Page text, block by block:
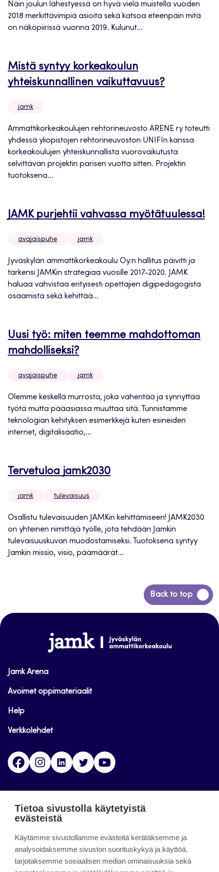
Näin joulun lähestyessä on hyvä vielä muistella vuoden
2018 merkittävimpiä asioita sekä katsoa eteenpäin mitä
on näköpiirissä vuonna 2019. Kulunut...
Mistä syntyy korkeakoulun
yhteiskunnallinen vaikuttavuus?
jamk
Ammattikorkeakoulujen rehtorineuvosto ARENE ry toteutti
yhdessä yliopistojen rehtorineuvoston UNIFIn kanssa
korkeakoulujen yhteiskunnallista vuorovaikutusta
selvittävän projektin parisen vuotta sitten. Projektin
tuotoksena...
JAMK purjehtii vahvassa myötätuulessa!
avajaispuhe jamk
Jyväskylän ammattikorkeakoulu Oy:n hallitus päivitti ja
tarkensi JAMKin strategiaa vuosille 2017-2020. JAMK
haluaa vahvistaa erityisesti opettajien digipedagogista
osaamista sekä kehittää...
Uusi työ: miten teemme mahdottoman
mahdolliseksi?
avajaispuhe jamk
Olemme keskellä murrosta, joka vähentää ja synnyttää
työtä mutta pääasiassa muuttaa sitä. Tunnistamme
teknologian kehityksen esimerkkejä kuten esineiden
internet, digitalisaatio,...
Tervetuloa jamk2030
jamk tulevaisuus
Osallistu tulevaisuuden JAMKin kehittämiseen! JAMK2030
on yhteinen nimittäjä työlle, jota tehdään Jamkin
tulevaisuuskuvan muodostamiseksi. Tuotoksena syntyy
Jamkin missio, visio, päämäärät...
Back to top
Siirry
takaisin
www.jamk.fi
Jamk Arena
Avoimet oppimateriaalit
Help
Verkkolehdet
FacebookInstagramLinkedinTwitter
päättynyt 11.9.2023.
About the site
Tietoa sivustolla käytetyistä
evästeistä
Käytämme sivustollamme evästeitä kerätäksemme ja
analysoidaksemme sivuston suorituskykyä ja käyttöä,
tarjotaksemme sosiaalisen median ominaisuuksia sekä